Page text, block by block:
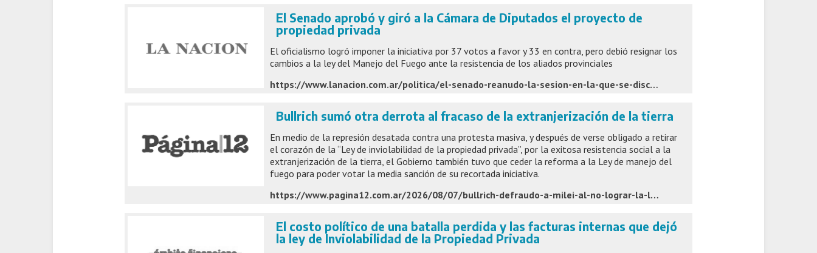
El Senado aprobó y giró a la Cámara de Diputados el proyecto de
propiedad privada
El oficialismo logró imponer la iniciativa por 37 votos a favor y 33 en contra, pero debió resignar los
cambios a la ley del Manejo del Fuego ante la resistencia de los aliados provinciales
https://www.lanacion.com.ar/politica/el-senado-reanudo-la-sesion-en-la-que-se-discutira-el-proyecto-de-propiedad-privada-pero-sin-el-nid06082026/
Bullrich sumó otra derrota al fracaso de la extranjerización de la tierra
En medio de la represión desatada contra una protesta masiva, y después de verse obligado a retirar
el corazón de la “Ley de inviolabilidad de la propiedad privada”, por la exitosa resistencia social a la
extranjerización de la tierra, el Gobierno también tuvo que ceder la reforma a la Ley de manejo del
fuego para poder votar la media sanción de su recortada iniciativa.
https://www.pagina12.com.ar/2026/08/07/bullrich-defraudo-a-milei-al-no-lograr-la-ley-que-vende-la-argentina/
El costo político de una batalla perdida y las facturas internas que dejó
la ley de Inviolabilidad de la Propiedad Privada